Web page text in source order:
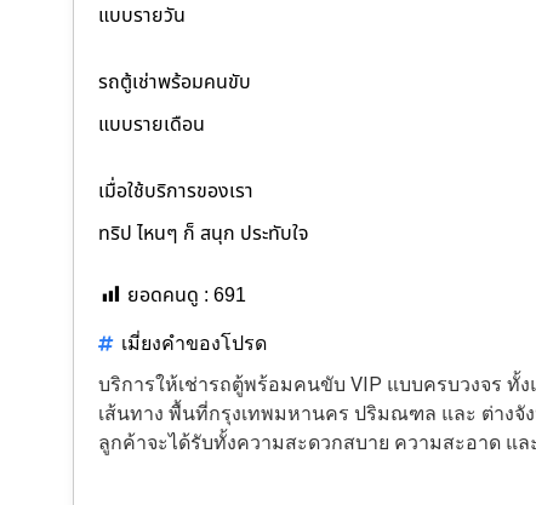
แบบรายวัน
รถตู้เช่าพร้อมคนขับ
แบบรายเดือน
เมื่อใช้บริการของเรา
ทริป ไหนๆ ก็ สนุก ประทับใจ
ยอดคนดู : 691
เมี่ยงคำของโปรด
บริการให้เช่ารถตู้พร้อมคนขับ VIP แบบครบวงจร
เส้นทาง พื้นที่กรุงเทพมหานคร ปริมณฑล และ ต่างจั
ลูกค้าจะได้รับทั้งความสะดวกสบาย ความสะอาด แ